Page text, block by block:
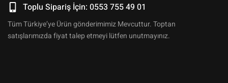
Toplu Sipariş İçin: 0553 755 49 01
Tüm Türkiye’ye Ürün gönderimimiz Mevcuttur. Toptan
satışlarımızda fiyat talep etmeyi lütfen unutmayınız.